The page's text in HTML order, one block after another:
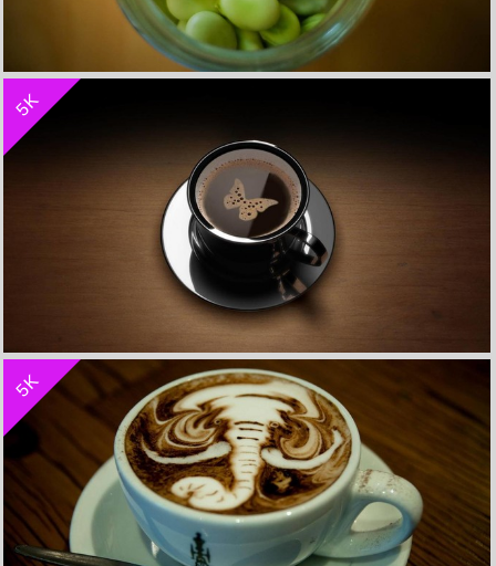
5K
咖啡蝴蝶5k壁纸
收 藏
5K